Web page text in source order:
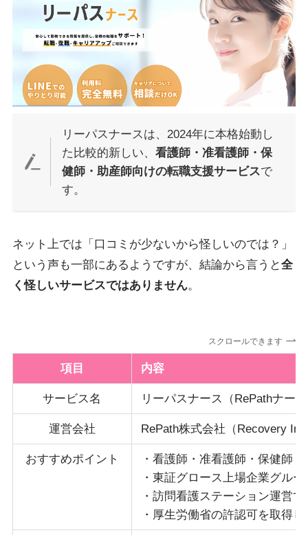
リーパスナースは、2024年に本格始動し
た比較的新しい、看護師・准看護師・保
健師・助産師向けの転職支援サービスで
す。
ネット上では「口コミが少ないから怪しいのでは？」
という声も一部にあるようですが、結論から言うと全
く怪しいサービスではありません。
スクロールできます
項目 内容
サービス名 リーパスナース（RePathナー
運営会社 RePath株式会社（Recovery
おすすめポイント
・看護師・准看護師・保健師
・東証グロース上場企業グル
・訪問看護ステーション運営
・厚生労働省の許認可を取得